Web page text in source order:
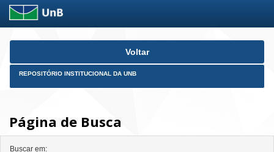
Skip
Voltar
REPOSITÓRIO INSTITUCIONAL DA UNB
Página de Busca
Buscar em: